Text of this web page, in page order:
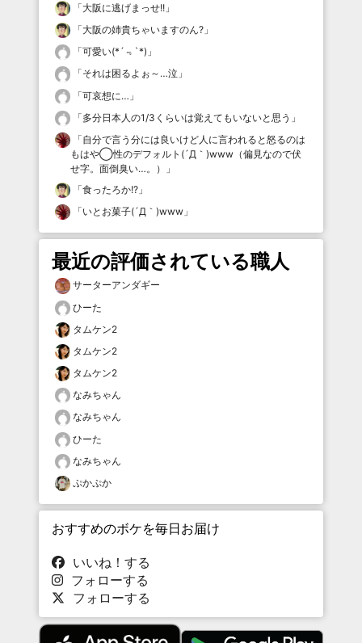
「大阪に逃げまっせ!! 」
「大阪の姉貴ちゃいますのん? 」
「可愛い(*´﹃`*) 」
「それは困るよぉ～…泣 」
「可哀想に… 」
「多分日本人の1/3くらいは覚えてもいないと思う 」
「自分で言う分には良いけど人に言われると怒るのは
もはや◯性のデフォルト(´Д｀)www（偏見なので伏
せ字。面倒臭い…。）
」
「食ったろか!? 」
「いとお菓子(´Д｀)www 」
最近の評価されている職人
サーターアンダギー
ひーた
タムケン2
タムケン2
タムケン2
なみちゃん
なみちゃん
ひーた
なみちゃん
ぷかぷか
おすすめのボケを毎日お届け
いいね！する
フォローする
フォローする